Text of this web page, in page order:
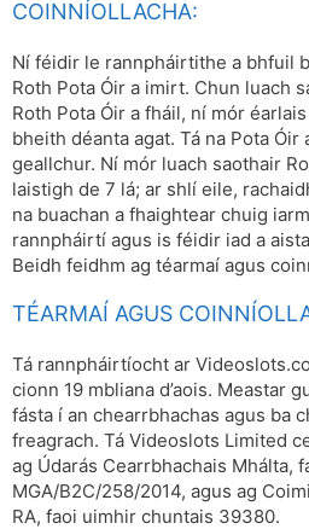
COINNÍOLLACHA:
Ní féidir le rannpháirtithe a bhfuil
Roth Pota Óir a imirt. Chun luach
Roth Pota Óir a fháil, ní mór
bheith déanta agat. Tá na Pota
geallchur. Ní mór luach saothair
laistigh de 7 lá; ar shlí eile,
na buachan a fhaightear chuig
rannpháirtí agus is féidir iad a
Beidh feidhm ag téarmaí agus
TÉARMAÍ AGUS
Tá rannpháirtíocht ar
cionn 19 mbliana d’aois. Meastar
fásta í an chearrbhachas agus ba
freagrach. Tá Videoslots Limited
ag Údarás Cearrbhachais Mhálta,
MGA/B2C/258/2014, agus ag
RA, faoi uimhir chuntais 39380.